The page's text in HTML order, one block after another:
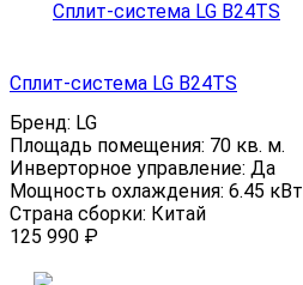
Сплит-система LG B24TS
Бренд: LG
Площадь помещения: 70 кв. м.
Инверторное управление: Да
Мощность охлаждения: 6.45 кВт
Страна сборки: Китай
125 990 ₽